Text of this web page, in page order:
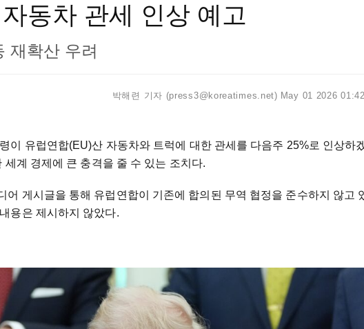
동차 관세 인상 예고
재확산 우려
박해련 기자 (press3@koreatimes.net) May 01 2026
이 유럽연합(EU)산 자동차와 트럭에 대한 관세를 다음주 25%로 인상하
세계 경제에 큰 충격을 줄 수 있는 조치다.
어 게시글을 통해 유럽연합이 기존에 합의된 무역 협정을 준수하지 않고
용은 제시하지 않았다.